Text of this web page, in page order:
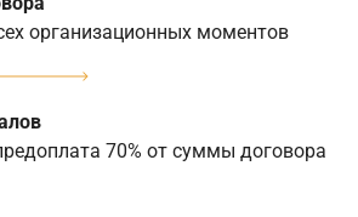
организационных моментов
70% от суммы договора